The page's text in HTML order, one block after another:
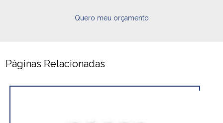
Quero meu orçamento
Páginas Relacionadas